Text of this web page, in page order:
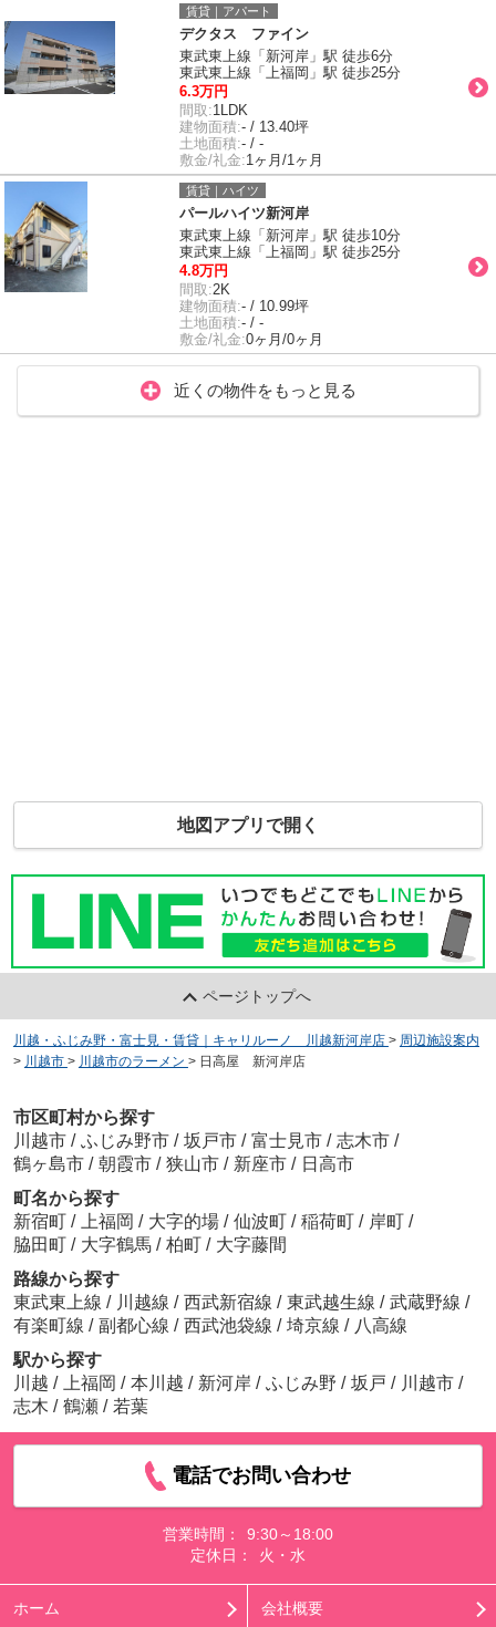
賃貸｜アパート
デクタス ファイン
東武東上線「新河岸」駅 徒歩6分
東武東上線「上福岡」駅 徒歩25分
6.3万円
間取:1LDK
建物面積:- / 13.40坪
土地面積:- / -
敷金/礼金:1ヶ月/1ヶ月
賃貸｜ハイツ
パールハイツ新河岸
東武東上線「新河岸」駅 徒歩10分
東武東上線「上福岡」駅 徒歩25分
4.8万円
間取:2K
建物面積:- / 10.99坪
土地面積:- / -
敷金/礼金:0ヶ月/0ヶ月
近くの物件をもっと見る
地図アプリで開く
ページトップへ
川越・ふじみ野・富士見・賃貸｜キャリルーノ 川越新河岸店 > 周辺施設案内
> 川越市 > 川越市のラーメン > 日高屋 新河岸店
市区町村から探す
川越市 / ふじみ野市 / 坂戸市 / 富士見市 / 志木市 /
鶴ヶ島市 / 朝霞市 / 狭山市 / 新座市 / 日高市
町名から探す
新宿町 / 上福岡 / 大字的場 / 仙波町 / 稲荷町 / 岸町 /
脇田町 / 大字鶴馬 / 柏町 / 大字藤間
路線から探す
東武東上線 / 川越線 / 西武新宿線 / 東武越生線 / 武蔵野線 /
有楽町線 / 副都心線 / 西武池袋線 / 埼京線 / 八高線
駅から探す
川越 / 上福岡 / 本川越 / 新河岸 / ふじみ野 / 坂戸 / 川越市 /
志木 / 鶴瀬 / 若葉
電話でお問い合わせ
営業時間：
9:30～18:00
定休日：
火・水
ホーム 会社概要